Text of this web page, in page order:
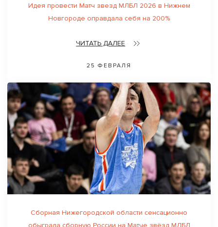
Идея провести Матч звезд МЛБЛ 2026 в Нижнем
Новгороде оправдала себя на 200%
ЧИТАТЬ ДАЛЕЕ
25 ФЕВРАЛЯ
Сборная Нижегородской области сенсационно
обыграла сборную России на Матче звёзд МЛБЛ